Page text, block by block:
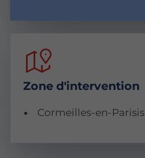
Zone d'intervention
Cormeilles-en-Parisis